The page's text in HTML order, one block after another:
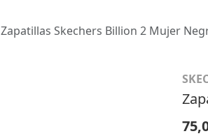
Zapatillas Skechers Billion 2 Mujer